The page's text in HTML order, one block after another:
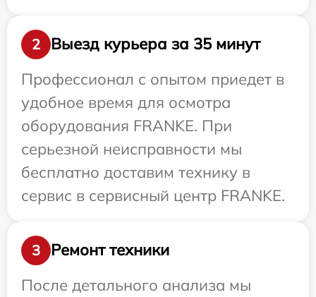
2
Выезд курьера за 35 минут
Профессионал с опытом приедет в
удобное время для осмотра
оборудования FRANKE. При
серьезной неисправности мы
бесплатно доставим технику в
сервис в сервисный центр FRANKE.
3
Ремонт техники
После детального анализа мы